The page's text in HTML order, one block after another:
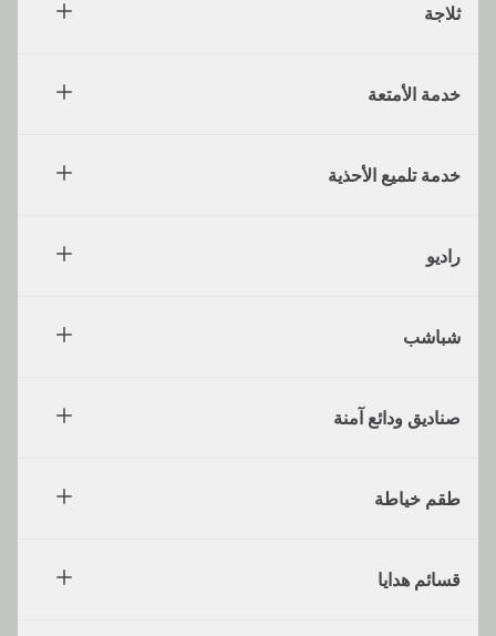
ثلاجة
خدمة الأمتعة
خدمة تلميع الأحذية
راديو
شباشب
صناديق ودائع آمنة
طقم خياطة
قسائم هدايا